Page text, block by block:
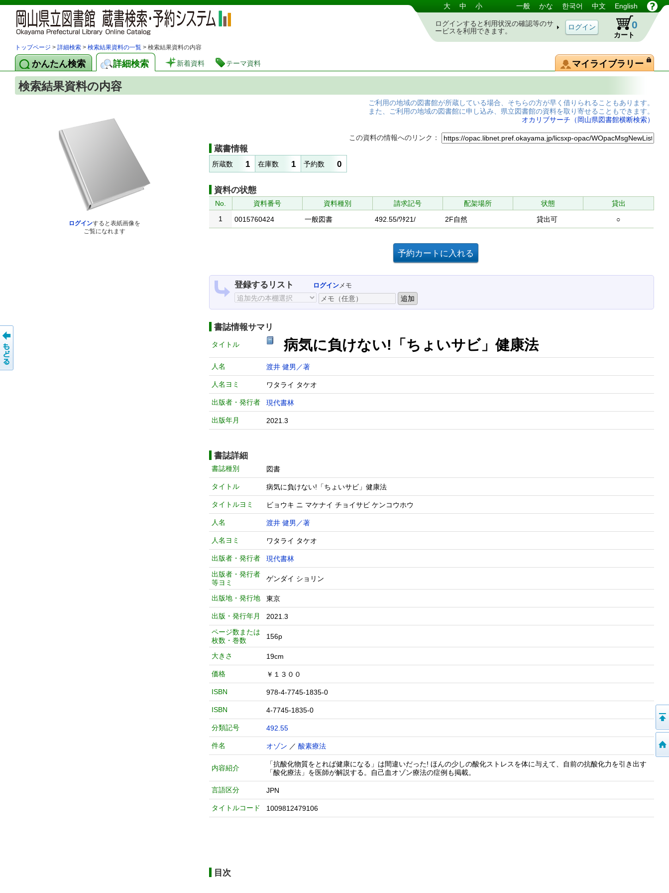
岡山県立図書館 蔵書検索・予約システム 大 中 小 一般 かな 한국어 中文 English
ログインすると利用状況の確認等のサ
ービスを利用できます。
カート
0
トップページ > 詳細検索 > 検索結果資料の一覧 > 検索結果資料の内容
かんたん検索 詳細検索 新着資料 テーマ資料 マイライブラリー
検索結果資料の内容
ログインすると表紙画像を
ご覧になれます
ご利用の地域の図書館が所蔵している場合、そちらの方が早く借りられることもあります。
また、ご利用の地域の図書館に申し込み、県立図書館の資料を取り寄せることもできます。
オカリブサーチ（岡山県図書館横断検索）
この資料の情報へのリンク：
蔵書情報
所蔵数 1 在庫数 1 予約数 0
資料の状態
No. 資料番号 資料種別 請求記号 配架場所 状態
貸出
1
0015760424 一般図書 492.55/ﾜﾀ21/ 2F自然 貸出可 ○
登録するリスト ログインメモ
書誌情報サマリ
タイトル 病気に負けない!「ちょいサビ」健康法
人名 渡井 健男／著
人名ヨミ ワタライ タケオ
出版者・発行者 現代書林
出版年月 2021.3
書誌詳細
書誌種別 図書
タイトル 病気に負けない!「ちょいサビ」健康法
タイトルヨミ ビョウキ ニ マケナイ チョイサビ ケンコウホウ
人名 渡井 健男／著
人名ヨミ ワタライ タケオ
出版者・発行者
現代書林
出版者・発行者
等ヨミ
ゲンダイ ショリン
出版地・発行地 東京
出版・発行年月
2021.3
ページ数または
枚数・巻数
156p
大きさ 19cm
価格 ￥１３００
ISBN 978-4-7745-1835-0
ISBN 4-7745-1835-0
分類記号 492.55
件名 オゾン ／ 酸素療法
内容紹介
「抗酸化物質をとれば健康になる」は間違いだった! ほんの少しの酸化ストレスを体に与えて、自前の抗酸化力を引き出す
「酸化療法」を医師が解説する。自己血オゾン療法の症例も掲載。
言語区分 JPN
タイトルコード 1009812479106
目次